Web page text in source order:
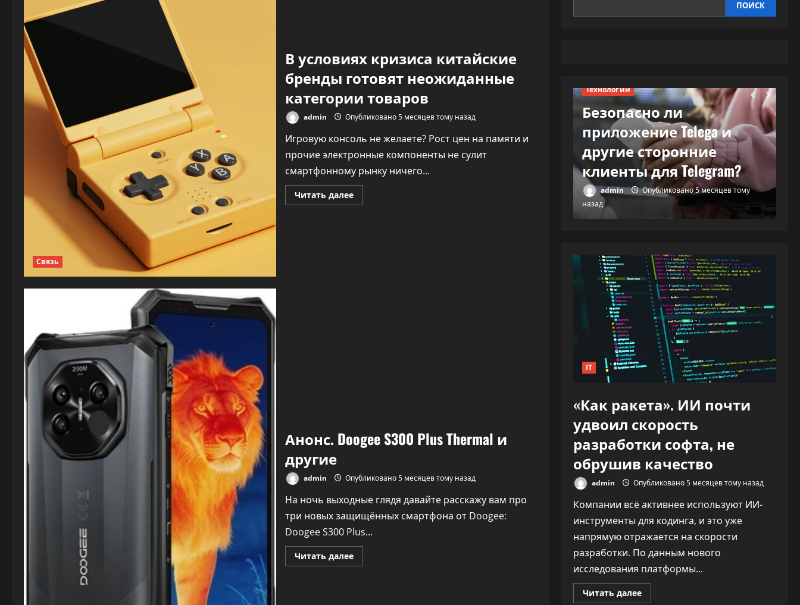
Связь
В условиях кризиса китайские
бренды готовят неожиданные
категории товаров
admin Опубликовано 5 месяцев тому назад
Игровую консоль не желаете? Рост цен на памяти и
прочие электронные компоненты не сулит
смартфонному рынку ничего...
Читать далееПрочитать
больше
Анонс. Doogee S300 Plus Thermal и
другие
admin Опубликовано 5 месяцев тому назад
На ночь выходные глядя давайте расскажу вам про
три новых защищённых смартфона от Doogee:
Doogee S300 Plus...
Читать далееПрочитать
больше
ПОИСК
Технологии
Осторожно, вас
слушают мошенники и…
бывшие любовники
Технологии
Безопасно ли
приложение Telega и
другие сторонние
клиенты для Telegram?
admin
Опубликовано 5 месяцев тому
назад
IT
«Как ракета». ИИ почти
удвоил скорость
разработки софта, не
обрушив качество
admin Опубликовано 5 месяцев тому назад
Компании всё активнее используют ИИ-
инструменты для кодинга, и это уже
напрямую отражается на скорости
разработки. По данным нового
исследования платформы...
Читать далееПрочитать
больше